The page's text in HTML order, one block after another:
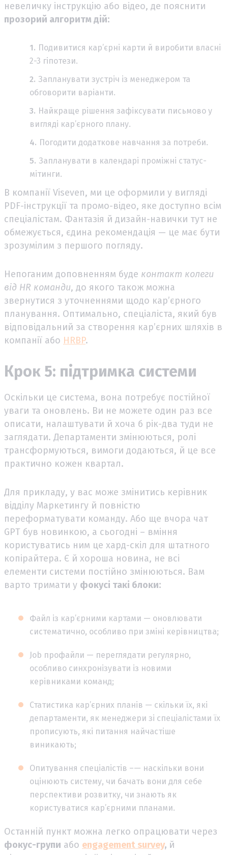
невеличку інструкцію або відео, де пояснити
прозорий алгоритм дій:
Подивитися кар’єрні карти й виробити власні
2-3 гіпотези.
Запланувати зустріч із менеджером та
обговорити варіанти.
Найкраще рішення зафіксувати письмово у
вигляді кар’єрного плану.
Погодити додаткове навчання за потреби.
Запланувати в календарі проміжні статус-
мітинги.
В компанії Viseven, ми це оформили у вигляді
PDF-інструкції та промо-відео, яке доступно всім
спеціалістам. Фантазія й дизайн-навички тут не
обмежується, єдина рекомендація — це має бути
зрозумілим з першого погляду.
Непоганим доповненням буде контакт колеги
від HR команди, до якого також можна
звернутися з уточненнями щодо кар’єрного
планування. Оптимально, спеціаліста, який був
відповідальний за створення кар’єрних шляхів в
компанії або HRBP.
Крок 5: підтримка системи
Оскільки це система, вона потребує постійної
уваги та оновлень. Ви не можете один раз все
описати, налаштувати й хоча б рік-два туди не
заглядати. Департаменти змінюються, ролі
трансформуються, вимоги додаються, й це все
практично кожен квартал.
Для прикладу, у вас може змінитись керівник
відділу Маркетингу й повністю
переформатувати команду. Або ще вчора чат
GPT був новинкою, а сьогодні – вміння
користуватись ним це хард-скіл для штатного
копірайтера. Є й хороша новина, не всі
елементи системи постійно змінюються. Вам
варто тримати у фокусі такі блоки:
Файл із кар’єрними картами — оновлювати
систематично, особливо при зміні керівництва;
Job профайли — переглядати регулярно,
особливо синхронізувати із новими
керівниками команд;
Статистика кар’єрних планів — скільки їх, які
департаменти, як менеджери зі спеціалістами їх
прописують, які питання найчастіше
виникають;
Опитування спеціалістів –— наскільки вони
оцінюють систему, чи бачать вони для себе
перспективи розвитку, чи знають як
користуватися кар’єрними планами.
Останній пункт можна легко опрацювати через
фокус-групи або engagement survey, й